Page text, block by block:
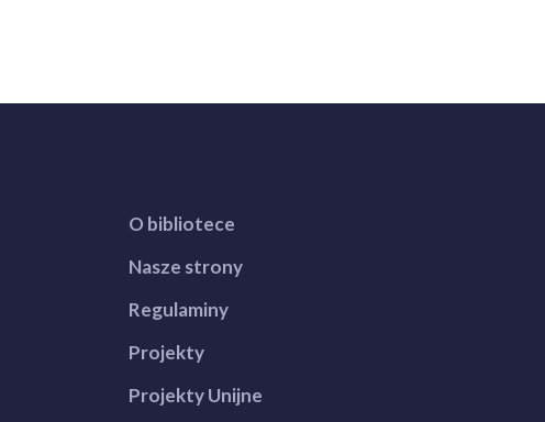
O bibliotece
Nasze strony
Regulaminy
Projekty
Projekty Unijne